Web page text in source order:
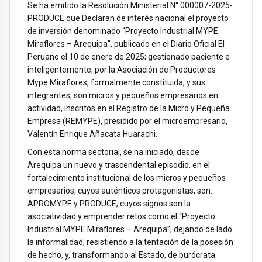
Se ha emitido la Resolución Ministerial N° 000007-2025-
PRODUCE que Declaran de interés nacional el proyecto
de inversión denominado “Proyecto Industrial MYPE
Miraflores – Arequipa”, publicado en el Diario Oficial El
Peruano el 10 de enero de 2025; gestionado paciente e
inteligentemente, por la Asociación de Productores
Mype Miraflores, formalmente constituida, y sus
integrantes, son micros y pequeños empresarios en
actividad, inscritos en el Registro de la Micro y Pequeña
Empresa (REMYPE), presidido por el microempresario,
Valentín Enrique Añacata Huarachi.
Con esta norma sectorial, se ha iniciado, desde
Arequipa un nuevo y trascendental episodio, en el
fortalecimiento institucional de los micros y pequeños
empresarios, cuyos auténticos protagonistas, son:
APROMYPE y PRODUCE, cuyos signos son la
asociatividad y emprender retos como el “Proyecto
Industrial MYPE Miraflores – Arequipa”; dejando de lado
la informalidad, resistiendo a la tentación de la posesión
de hecho, y, transformando al Estado, de burócrata